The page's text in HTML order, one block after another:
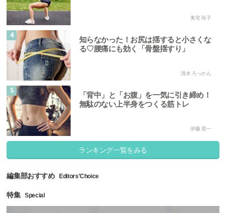
美宅 玲子
4
知らなかった！お尻は揺すると小さくな
る♡腰痛にも効く「骨盤揺すり」
清水 ろっかん
5
「背中」と「お腹」を一気に引き締め！
無駄のない上半身をつくる筋トレ
伊藤 晃一
ランキング一覧をみる
編集部おすすめ Editors'Choice
特集 Special